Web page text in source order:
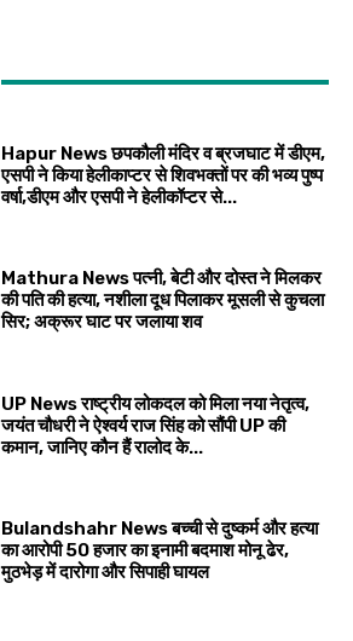
Hapur News छपकौली मंदिर व ब्रजघाट में डीएम,
एसपी ने किया हेलीकाप्टर से शिवभक्तों पर की भव्य पुष्प
वर्षा,डीएम और एसपी ने हेलीकॉप्टर से...
Mathura News पत्नी, बेटी और दोस्त ने मिलकर
की पति की हत्या, नशीला दूध पिलाकर मूसली से कुचला
सिर; अक्रूर घाट पर जलाया शव
UP News राष्ट्रीय लोकदल को मिला नया नेतृत्व,
जयंत चौधरी ने ऐश्वर्य राज सिंह को सौंपी UP की
कमान, जानिए कौन हैं रालोद के...
Bulandshahr News बच्ची से दुष्कर्म और हत्या
का आरोपी 50 हजार का इनामी बदमाश मोनू ढेर,
मुठभेड़ में दारोगा और सिपाही घायल